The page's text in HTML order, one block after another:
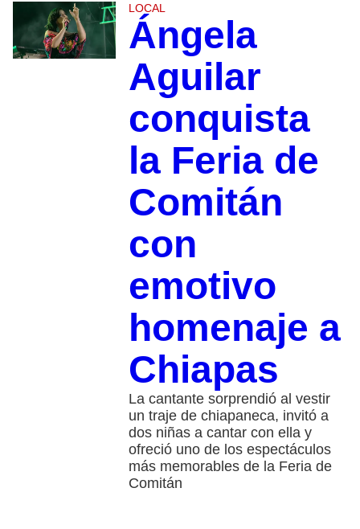
LOCAL
Ángela
Aguilar
conquista
la Feria de
Comitán
con
emotivo
homenaje a
Chiapas
La cantante sorprendió al vestir
un traje de chiapaneca, invitó a
dos niñas a cantar con ella y
ofreció uno de los espectáculos
más memorables de la Feria de
Comitán